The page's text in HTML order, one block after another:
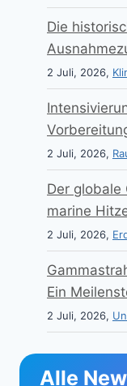
Die
2 Juli, 2026,
2 Juli, 2026,
Der globale
marine
2 Juli, 2026,
Ein
2 Juli, 2026,
Alle